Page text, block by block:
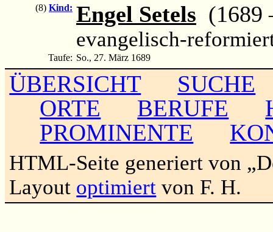
(8) Kind: Engel Setels (1689
evangelisch-
Taufe: So., 27. März 1689
ÜBERSICHT
SUCHE
ORTE
BERUFE
PROMINENTE
HTML-Seite generiert von
Layout optimiert von F. H.